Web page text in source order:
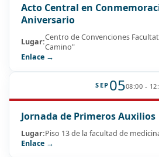
Acto Central en
Aniversario
Lugar:Centro de Convenciones
Camino"
Enlace →
SEP 0508:00 -
Jornada de Primeros Auxilios
Lugar:Piso 13 de la facultad de
Enlace →